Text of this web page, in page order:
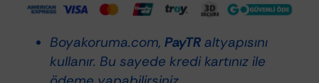
Nano
&
Kauçuk
Boyakoruma.com, PayTRaltyapısını
kullanır. Bu sayede kredi kartınız ile